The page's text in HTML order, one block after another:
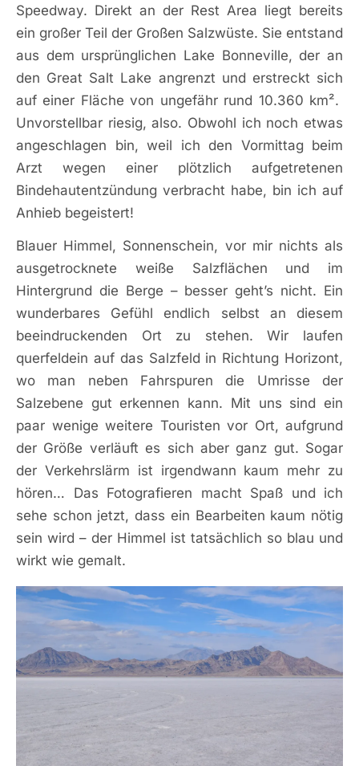
Speedway. Direkt an der Rest Area liegt bereits
ein großer Teil der Großen Salzwüste. Sie entstand
aus dem ursprünglichen Lake Bonneville, der an
den Great Salt Lake angrenzt und erstreckt sich
auf einer Fläche von ungefähr rund 10.360 km².
Unvorstellbar riesig, also. Obwohl ich noch etwas
angeschlagen bin, weil ich den Vormittag beim
Arzt wegen einer plötzlich aufgetretenen
Bindehautentzündung verbracht habe, bin ich auf
Anhieb begeistert!
Blauer Himmel, Sonnenschein, vor mir nichts als
ausgetrocknete weiße Salzflächen und im
Hintergrund die Berge – besser geht’s nicht. Ein
wunderbares Gefühl endlich selbst an diesem
beeindruckenden Ort zu stehen. Wir laufen
querfeldein auf das Salzfeld in Richtung Horizont,
wo man neben Fahrspuren die Umrisse der
Salzebene gut erkennen kann. Mit uns sind ein
paar wenige weitere Touristen vor Ort, aufgrund
der Größe verläuft es sich aber ganz gut. Sogar
der Verkehrslärm ist irgendwann kaum mehr zu
hören… Das Fotografieren macht Spaß und ich
sehe schon jetzt, dass ein Bearbeiten kaum nötig
sein wird – der Himmel ist tatsächlich so blau und
wirkt wie gemalt.